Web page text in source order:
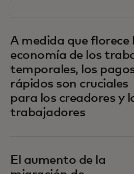
A medida que florece
economía de los
temporales, los
rápidos son cruciales
para los creadores y
trabajadores
El aumento de la